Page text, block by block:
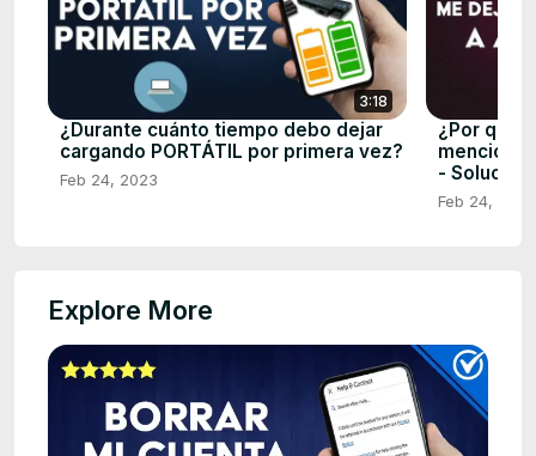
3:18
¿Durante cuánto tiempo debo dejar
cargando PORTÁTIL por primera vez?
Feb 24, 2023
¿Por qué
- Solución
Feb 24, 2023
Explore More